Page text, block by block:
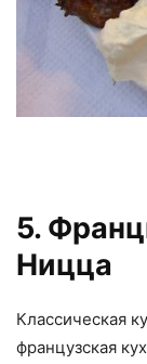
5.
Ницца
Классическая
французская